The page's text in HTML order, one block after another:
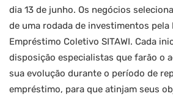
dia 13 de junho. Os negócios
de uma rodada de investimentos pela
Empréstimo Coletivo SITAWI. Cada
disposição especialistas que farão o
sua evolução durante o período de
empréstimo, para que atinjam seus